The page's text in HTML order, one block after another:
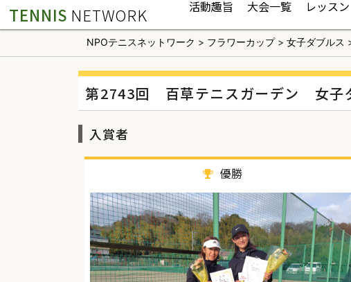
TENNIS NETWORK 活動趣旨 大会一覧 レッスン
NPOテニスネットワーク > フラワーカップ> 女子ダブルス
第2743回 百草テニスガーデン 女
入賞者
優勝